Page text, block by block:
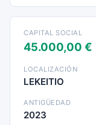
CAPITAL SOCIAL
45.000,00 €
LOCALIZACIÓN
LEKEITIO
ANTIGÜEDAD
2023